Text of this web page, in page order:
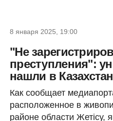
8 января 2025, 19:00
"Не
преступления":
нашли в
Как сообщает
расположенное в
районе области Жетісу,